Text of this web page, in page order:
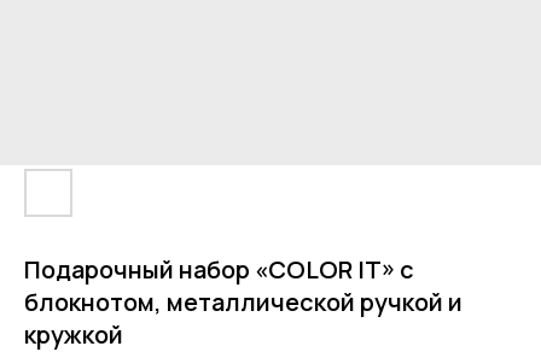
Подарочный набор «COLOR IT» с
блокнотом, металлической ручкой и
кружкой